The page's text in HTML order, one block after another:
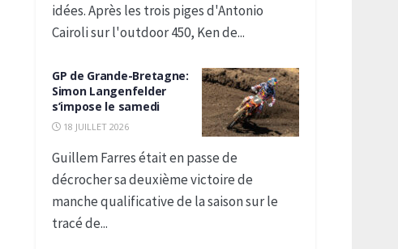
idées. Après les trois piges d'Antonio
Cairoli sur l'outdoor 450, Ken de...
GP de Grande-Bretagne:
Simon Langenfelder
s’impose le samedi
18 JUILLET 2026
Guillem Farres était en passe de
décrocher sa deuxième victoire de
manche qualificative de la saison sur le
tracé de...